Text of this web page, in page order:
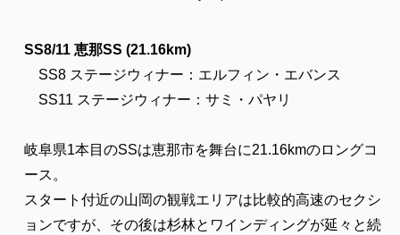
SS8/11 恵那SS (21.16km)
SS8 ステージウィナー：エルフィン・エバンス
SS11 ステージウィナー：サミ・パヤリ
岐阜県1本目のSSは恵那市を舞台に21.16kmのロングコ
ース。
スタート付近の山岡の観戦エリアは比較的高速のセクシ
ョンですが、その後は杉林とワインディングが延々と続